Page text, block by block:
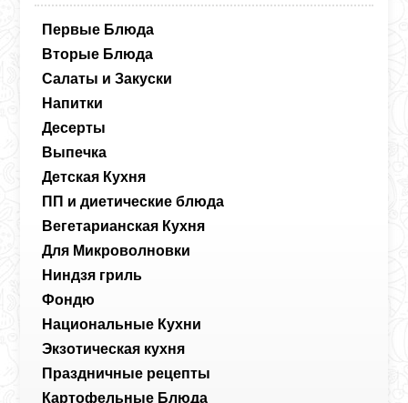
Первые Блюда
Вторые Блюда
Салаты и Закуски
Напитки
Десерты
Выпечка
Детская Кухня
ПП и диетические блюда
Вегетарианская Кухня
Для Микроволновки
Ниндзя гриль
Фондю
Национальные Кухни
Экзотическая кухня
Праздничные рецепты
Картофельные Блюда